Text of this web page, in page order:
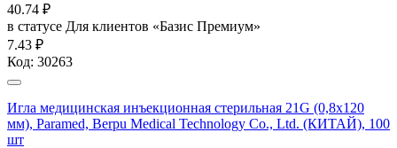
40.74 ₽
в статусе Для клиентов «Базис Премиум»
7.43 ₽
Код: 30263
Игла медицинская инъекционная стерильная 21G (0,8х120
мм), Paramed, Berpu Medical Technology Co., Ltd. (КИТАЙ), 100
шт